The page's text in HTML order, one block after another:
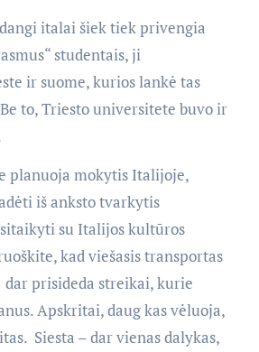
italai šiek tiek privengia
studentais, ji
ir suome, kurios lankė tas
to, Triesto universitete buvo ir
planuoja mokytis Italijoje,
iš anksto tvarkytis
su Italijos kultūros
kad viešasis transportas
prisideda streikai, kurie
Apskritai, daug kas vėluoja,
Siesta – dar vienas dalykas,